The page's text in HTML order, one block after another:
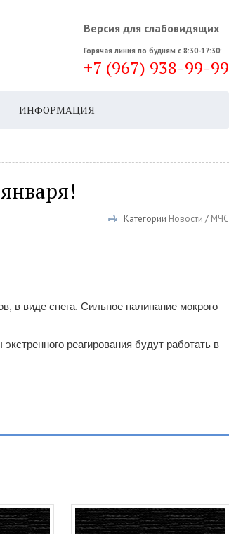
Версия для слабовидящих
Горячая линия по будням с 8:30-17:30:
+7 (967) 938-99-99
ИНФОРМАЦИЯ
Категории Новости / МЧС
в виде снега. Сильное налипание мокрого
реагирования будут работать в